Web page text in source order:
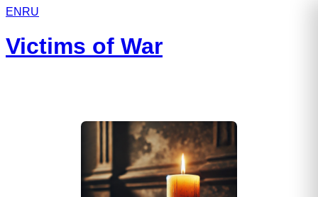
EN RU
Victims of War